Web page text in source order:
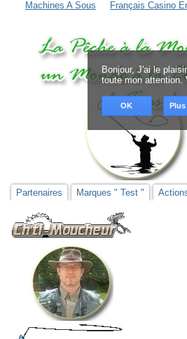
Bonjour, J'ai le
toute mon attention.
OK
Machines A Sous Français Casino
Partenaires Marques " Test "